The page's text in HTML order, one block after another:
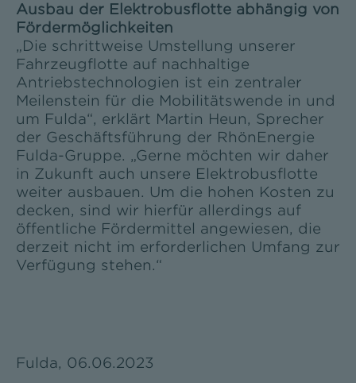
Ausbau der Elektrobusflotte abhängig von
Fördermöglichkeiten
„Die schrittweise Umstellung unserer
Fahrzeugflotte auf nachhaltige
Antriebstechnologien ist ein zentraler
Meilenstein für die Mobilitätswende in und
um Fulda“, erklärt Martin Heun, Sprecher
der Geschäftsführung der RhönEnergie
Fulda-Gruppe. „Gerne möchten wir daher
in Zukunft auch unsere Elektrobusflotte
weiter ausbauen. Um die hohen Kosten zu
decken, sind wir hierfür allerdings auf
öffentliche Fördermittel angewiesen, die
derzeit nicht im erforderlichen Umfang zur
Verfügung stehen.“
Fulda, 06.06.2023